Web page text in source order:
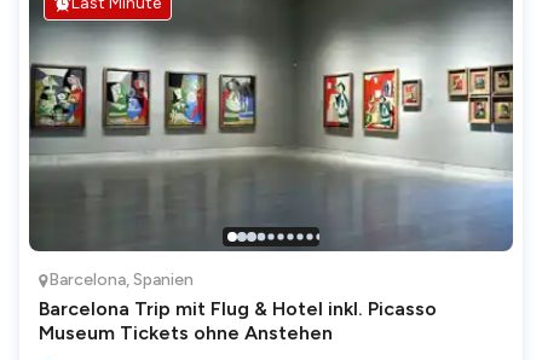
Barcelona,Spanien
Barcelona Trip mit Flug & Hotel inkl. Picasso
Museum Tickets ohne Anstehen